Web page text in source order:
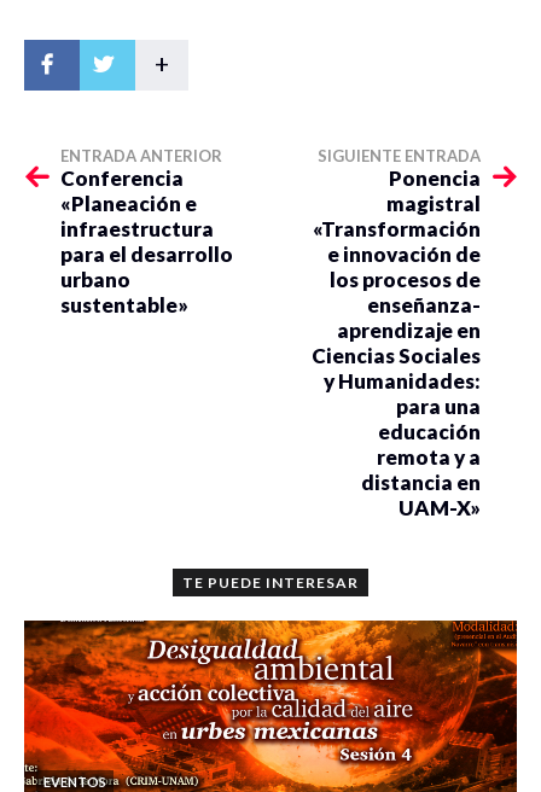
+
ENTRADA ANTERIOR
Conferencia
«Planeación e
infraestructura
para el desarrollo
urbano
sustentable»
SIGUIENTE ENTRADA
Ponencia
magistral
«Transformación
e innovación de
los procesos de
enseñanza-
aprendizaje en
Ciencias Sociales
y Humanidades:
para una
educación
remota y a
distancia en
UAM-X»
TE PUEDE INTERESAR
EVENTOS